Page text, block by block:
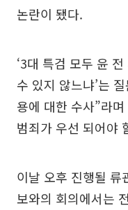
논란이 됐다.
‘3대 특검 모두 윤
수 있지 않느냐’는
용에 대한 수사”라
범죄가 우선 되어야
이날 오후 진행될 류
보와의 회의에서는